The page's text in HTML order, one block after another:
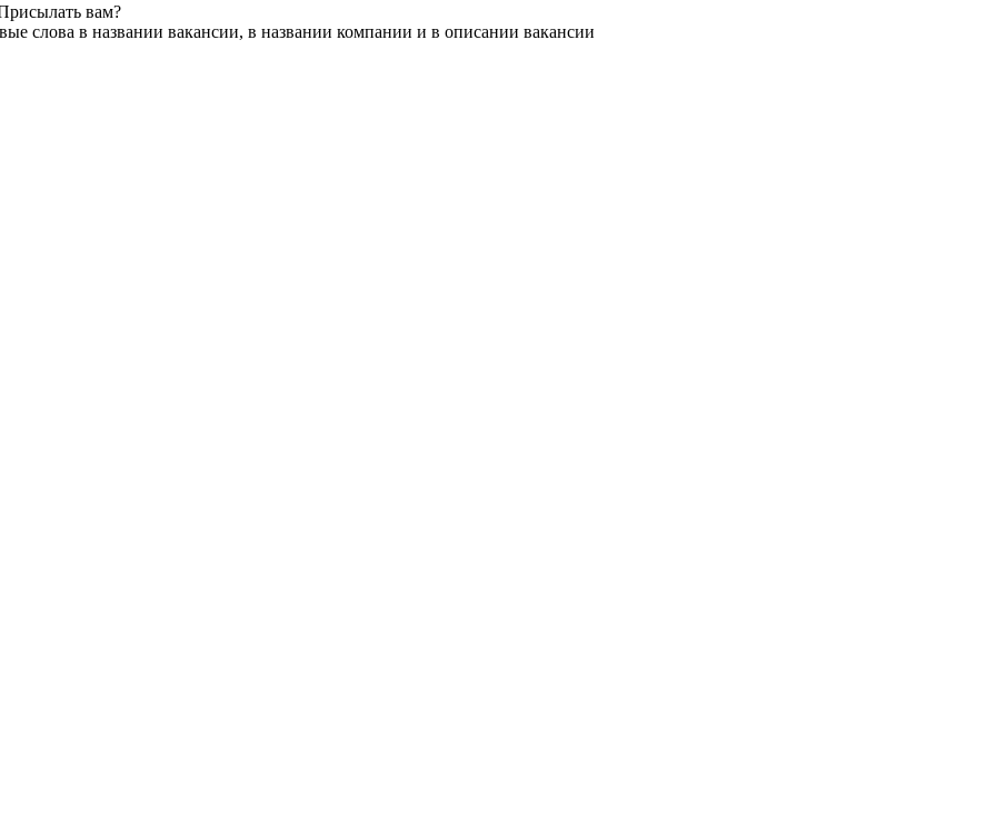
вам?
слова в названии вакансии, в названии компании и в описании вакансии